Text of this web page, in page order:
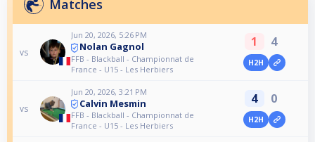
Matches
vs
Jun 20, 2026, 5:26 PM
Nolan Gagnol
FFB - Blackball - Championnat de
France - U15 - Les Herbiers
1 4
H2H
vs
Jun 20, 2026, 3:21 PM
Calvin Mesmin
FFB - Blackball - Championnat de
France - U15 - Les Herbiers
4 0
H2H